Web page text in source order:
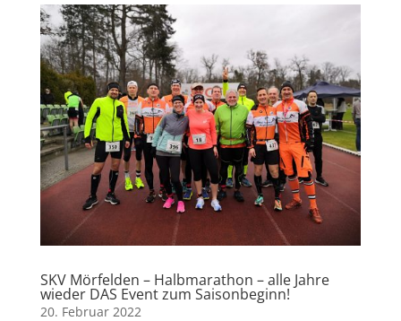
SKV Mörfelden – Halbmarathon – alle Jahre
wieder DAS Event zum Saisonbeginn!
20. Februar 2022